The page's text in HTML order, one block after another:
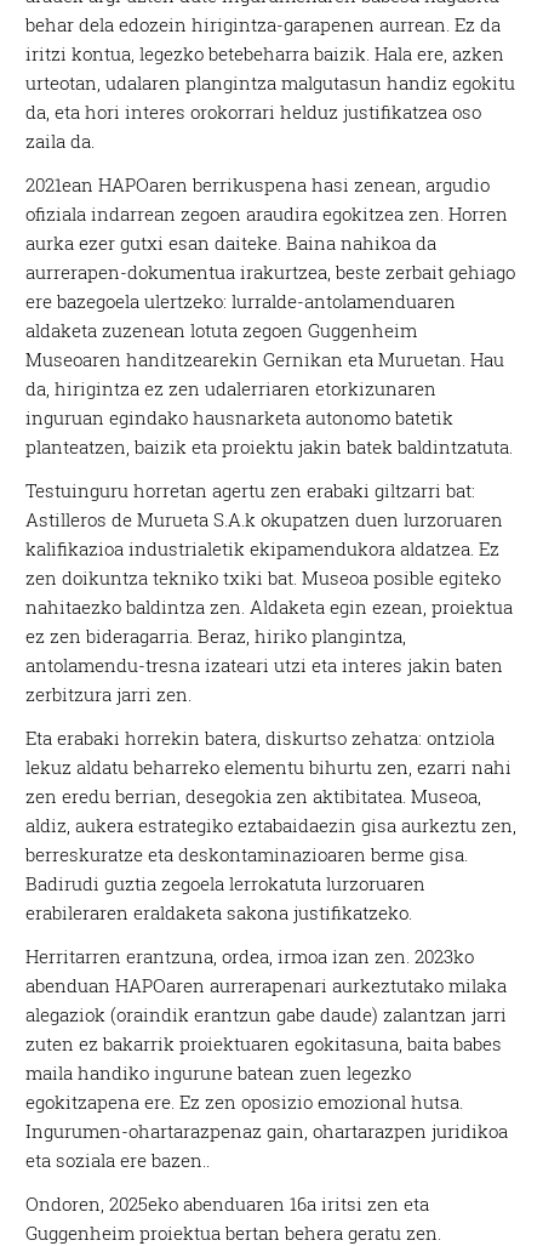
behar dela edozein hirigintza-garapenen aurrean. Ez da
iritzi kontua, legezko betebeharra baizik. Hala ere, azken
urteotan, udalaren plangintza malgutasun handiz egokitu
da, eta hori interes orokorrari helduz justifikatzea oso
zaila da.
2021ean HAPOaren berrikuspena hasi zenean, argudio
ofiziala indarrean zegoen araudira egokitzea zen. Horren
aurka ezer gutxi esan daiteke. Baina nahikoa da
aurrerapen-dokumentua irakurtzea, beste zerbait gehiago
ere bazegoela ulertzeko: lurralde-antolamenduaren
aldaketa zuzenean lotuta zegoen Guggenheim
Museoaren handitzearekin Gernikan eta Muruetan. Hau
da, hirigintza ez zen udalerriaren etorkizunaren
inguruan egindako hausnarketa autonomo batetik
planteatzen, baizik eta proiektu jakin batek baldintzatuta.
Testuinguru horretan agertu zen erabaki giltzarri bat:
Astilleros de Murueta S.A.k okupatzen duen lurzoruaren
kalifikazioa industrialetik ekipamendukora aldatzea. Ez
zen doikuntza tekniko txiki bat. Museoa posible egiteko
nahitaezko baldintza zen. Aldaketa egin ezean, proiektua
ez zen bideragarria. Beraz, hiriko plangintza,
antolamendu-tresna izateari utzi eta interes jakin baten
zerbitzura jarri zen.
Eta erabaki horrekin batera, diskurtso zehatza: ontziola
lekuz aldatu beharreko elementu bihurtu zen, ezarri nahi
zen eredu berrian, desegokia zen aktibitatea. Museoa,
aldiz, aukera estrategiko eztabaidaezin gisa aurkeztu zen,
berreskuratze eta deskontaminazioaren berme gisa.
Badirudi guztia zegoela lerrokatuta lurzoruaren
erabileraren eraldaketa sakona justifikatzeko.
Herritarren erantzuna, ordea, irmoa izan zen. 2023ko
abenduan HAPOaren aurrerapenari aurkeztutako milaka
alegaziok (oraindik erantzun gabe daude) zalantzan jarri
zuten ez bakarrik proiektuaren egokitasuna, baita babes
maila handiko ingurune batean zuen legezko
egokitzapena ere. Ez zen oposizio emozional hutsa.
Ingurumen-ohartarazpenaz gain, ohartarazpen juridikoa
eta soziala ere bazen..
Ondoren, 2025eko abenduaren 16a iritsi zen eta
Guggenheim proiektua bertan behera geratu zen.